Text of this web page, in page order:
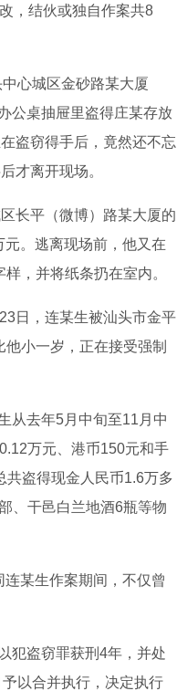
，结伙或独自作案共8
心城区金砂路某大厦
公桌抽屉里盗得庄某存放
盗窃得手后，竟然还不忘
才离开现场。
长平（微博）路某大厦的
。逃离现场前，他又在
，并将纸条扔在室内。
日，连某生被汕头市金平
小一岁，正在接受强制
去年5月中旬至11月中
万元、港币150元和手
共盗得现金人民币1.6万多
、干邑白兰地酒6瓶等物
某生作案期间，不仅曾
盗窃罪获刑4年，并处
以合并执行，决定执行